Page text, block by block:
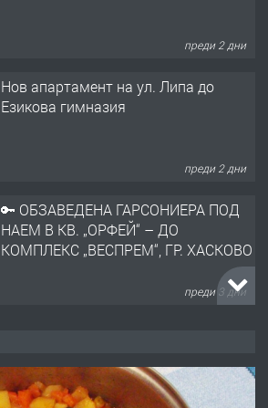
преди 2 дни
Нов апартамент на ул. Липа до
Езикова гимназия
преди 2 дни
🔑 ОБЗАВЕДЕНА ГАРСОНИЕРА ПОД
НАЕМ В КВ. „ОРФЕЙ“ – ДО
КОМПЛЕКС „ВЕСПРЕМ“, ГР. ХАСКОВО
преди 3 дни
АПАРТАМЕНТ В ЦЕНТЪРА НА ГР.
ХАСКОВО